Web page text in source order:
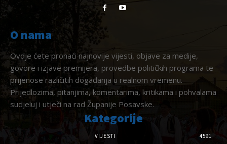
O nama
Ovdje ćete pronaći najnovije vijesti, objave za medije,
govore i izjave premijera, provedbe političkih programa te
prijenose različitih događanja u realnom vremenu.
Prijedlozima, pitanjima, komentarima, kritikama i pohvalama
sudjeluj i utječi na rad Županije Posavske.
Kategorije
VIJESTI
4591